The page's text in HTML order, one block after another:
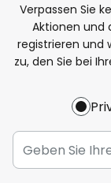
Verpassen Sie
Aktionen und
registrieren und
zu, den Sie bei